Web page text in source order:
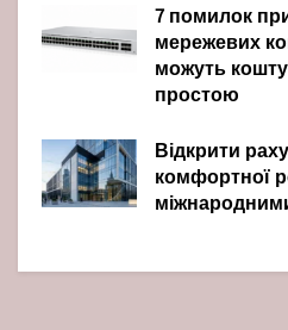
7 помилок
мережевих
можуть
простою
Відкрити
комфортної